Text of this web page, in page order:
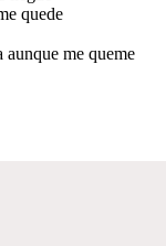
quede
aunque me queme